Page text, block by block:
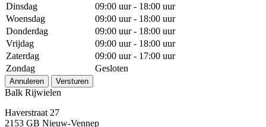
Dinsdag
09:00 uur - 18:00 uur
Woensdag
09:00 uur - 18:00 uur
Donderdag
09:00 uur - 18:00 uur
Vrijdag
09:00 uur - 18:00 uur
Zaterdag
09:00 uur - 17:00 uur
Zondag
Gesloten
Annuleren Versturen
Balk Rijwielen
Haverstraat 27
2153 GB Nieuw-Vennep